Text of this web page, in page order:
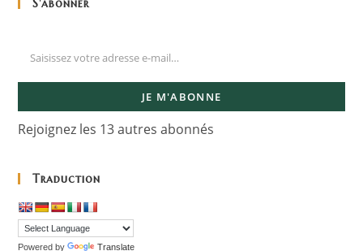
JE M'ABONNE
Rejoignez les 13 autres abonnés
Traduction
Powered by Translate